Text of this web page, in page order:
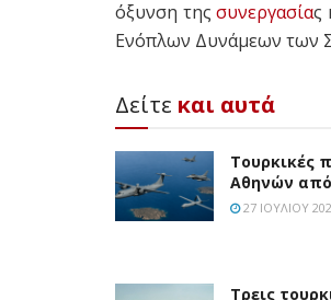
όξυνση τηςσυνεργασίας
Ενόπλων Δυνάμεων των
Δείτε και αυτά
Τουρκικές
Αθηνών από
27 ΙΟΥΛΊΟΥ
Τρεις